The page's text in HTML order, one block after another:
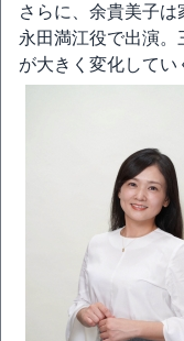
さらに、余貴美子は
永田満江役で出演
が大きく変化してい